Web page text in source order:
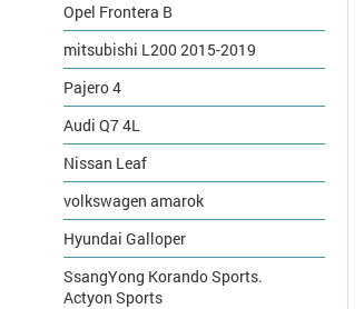
Opel Frontera B
mitsubishi L200 2015-2019
Pajero 4
Audi Q7 4L
Nissan Leaf
volkswagen amarok
Hyundai Galloper
SsangYong Korando Sports.
Actyon Sports